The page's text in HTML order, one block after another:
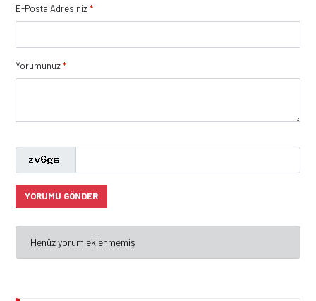
E-Posta Adresiniz*
Yorumunuz*
YORUMU GÖNDER
Henüz yorum eklenmemiş